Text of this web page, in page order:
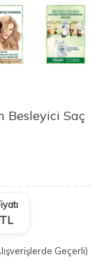
Besleyici Saç
TL
Geçerli)